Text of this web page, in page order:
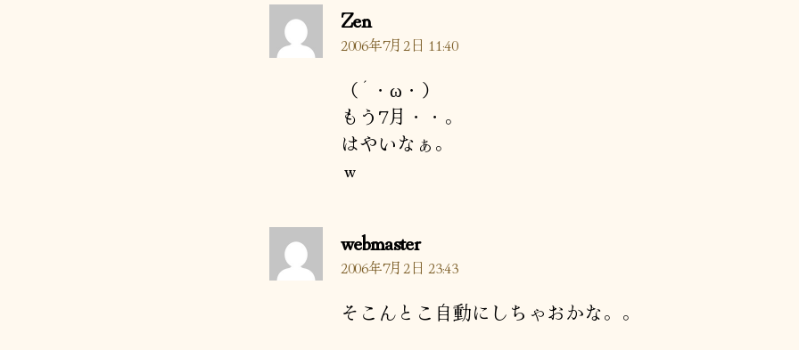
Zenの
発
2006年7月2日 11:40
（´・ω・）
もう7月・・。
はやいなぁ。
ｗ
webmasterの
発
2006年7月2日 23:43
そこんとこ自動にしちゃおかな。。